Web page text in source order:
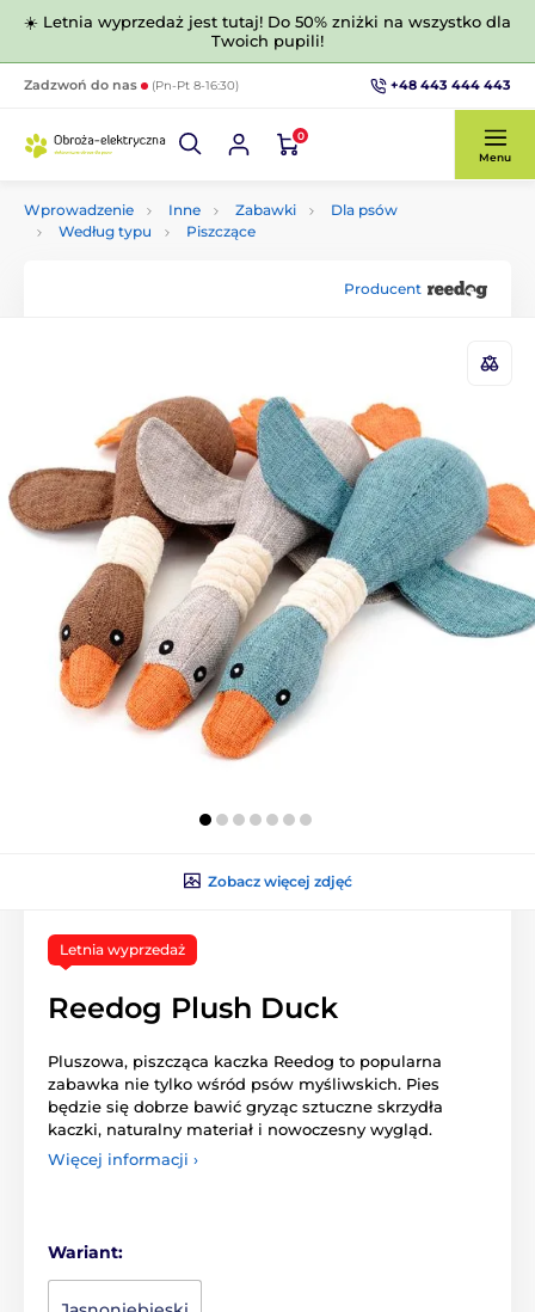
☀️ Letnia wyprzedaż jest tutaj! Do 50% zniżki na wszystko dla
Twoich pupili!
Zadzwoń do nas (Pn-Pt 8-16:30) +48 443 444 443
0
Menu
Wprowadzenie Inne Zabawki
Dla psów
Według typu
Piszczące
Producent
Zobacz więcej zdjęć
Letnia wyprzedaż
Reedog Plush Duck
Pluszowa, piszcząca kaczka Reedog to popularna
zabawka nie tylko wśród psów myśliwskich. Pies
będzie się dobrze bawić gryząc sztuczne skrzydła
kaczki, naturalny materiał i nowoczesny wygląd.
Więcej informacji ›
Wariant: